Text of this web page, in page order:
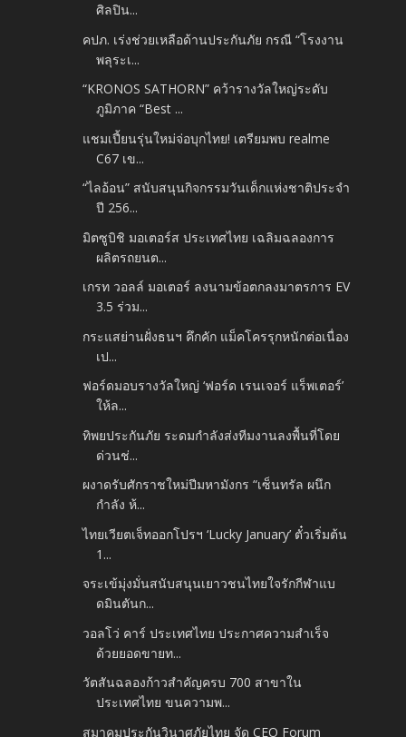
ศิลปิน...
คปภ. เร่งช่วยเหลือด้านประกันภัย กรณี “โรงงาน
พลุระเ...
“KRONOS SATHORN” คว้ารางวัลใหญ่ระดับ
ภูมิภาค “Best ...
แชมเปี้ยนรุ่นใหม่จ่อบุกไทย! เตรียมพบ realme
C67 เข...
“ไลอ้อน” สนับสนุนกิจกรรมวันเด็กแห่งชาติประจำ
ปี 256...
มิตซูบิชิ มอเตอร์ส ประเทศไทย เฉลิมฉลองการ
ผลิตรถยนต...
เกรท วอลล์ มอเตอร์ ลงนามข้อตกลงมาตรการ EV
3.5 ร่วม...
กระแสย่านฝั่งธนฯ คึกคัก แม็คโครรุกหนักต่อเนื่อง
เป...
ฟอร์ดมอบรางวัลใหญ่ ‘ฟอร์ด เรนเจอร์ แร็พเตอร์’
ให้ล...
ทิพยประกันภัย ระดมกำลังส่งทีมงานลงพื้นที่โดย
ด่วนช่...
ผงาดรับศักราชใหม่ปีมหามังกร “เซ็นทรัล ผนึก
กำลัง ห้...
ไทยเวียตเจ็ทออกโปรฯ ‘Lucky January’ ตั๋วเริ่มต้น
1...
จระเข้มุ่งมั่นสนับสนุนเยาวชนไทยใจรักกีฬาแบ
ดมินตันก...
วอลโว่ คาร์ ประเทศไทย ประกาศความสำเร็จ
ด้วยยอดขายท...
วัตสันฉลองก้าวสำคัญครบ 700 สาขาใน
ประเทศไทย ขนความพ...
สมาคมประกันวินาศภัยไทย จัด CEO Forum